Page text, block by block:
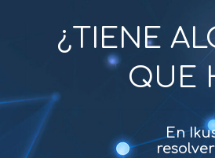
¿TIENE
QUE
En